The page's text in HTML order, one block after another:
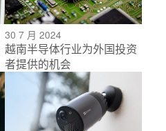
30 7 月 2024
越南半导体行业为外国投资
者提供的机会